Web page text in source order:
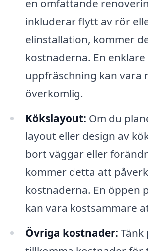
en omfattande
inkluderar flytt av rör
elinstallation, kommer
kostnaderna. En enklare
uppfräschning kan vara
överkomlig.
Kökslayout: Om du
layout eller design av
bort väggar eller
kommer detta att
kostnaderna. En öppen
kan vara kostsammare
Övriga kostnader: Tänk